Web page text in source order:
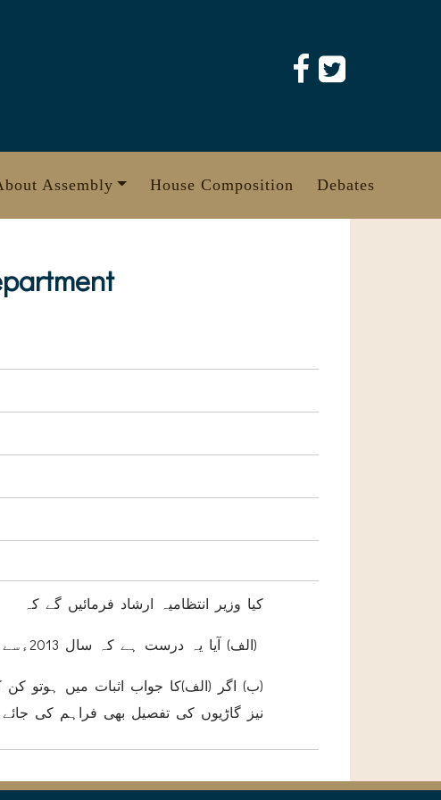
Assembly House Composition Debates
کیا وزیر انتظامیہ ارشاد فرمائیں گے کہ
(الف) آیا یہ درست ہے کہ سال 2013ءسے تاحال محکمہ نے گاڑیاں خریدی ہیں ؟
نیز گاڑیوں کی تفصیل بھی فراہم کی جائے